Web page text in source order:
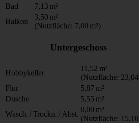
Bad
7,13 m²
Balkon
3,50 m²
(Nutzfläche: 7,00 m²)
Untergeschoss
Hobbykeller
11,52 m²
(Nutzfläche: 23,04
Flur
5,87 m²
Dusche
5,55 m²
Wasch. / Trockn. / Abst.
0,00 m²
(Nutzfläche: 15,10